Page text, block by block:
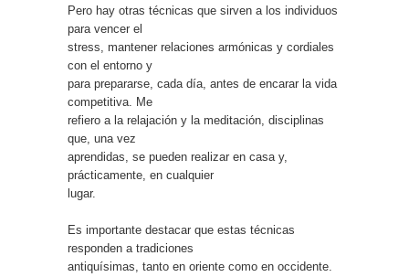
Pero hay otras técnicas que sirven a los individuos
para vencer el
stress, mantener relaciones armónicas y cordiales
con el entorno y
para prepararse, cada día, antes de encarar la vida
competitiva. Me
refiero a la relajación y la meditación, disciplinas
que, una vez
aprendidas, se pueden realizar en casa y,
prácticamente, en cualquier
lugar.
Es importante destacar que estas técnicas
responden a tradiciones
antiquísimas, tanto en oriente como en occidente.